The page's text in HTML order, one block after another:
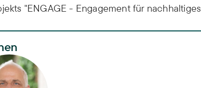
"ENGAGE - Engagement für nachhaltiges
Stieß